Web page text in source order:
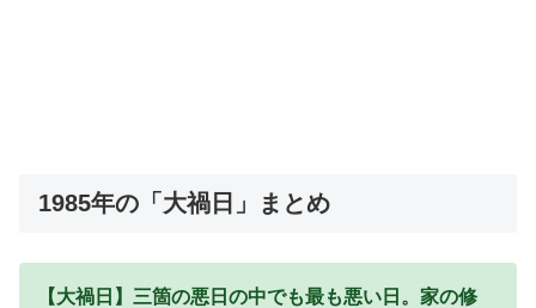
1985年の「大禍日」まとめ
【大禍日】三箇の悪日の中でも最も悪い日。家の修